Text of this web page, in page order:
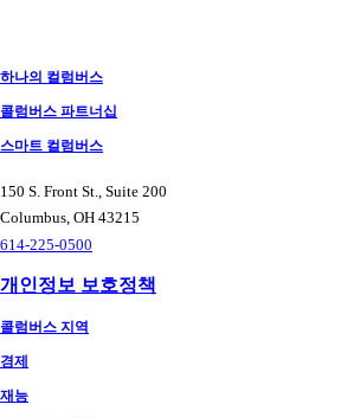
하나의 컬럼버스
콜럼버스 파트너십
스마트 컬럼버스
150 S. Front St., Suite 200
Columbus, OH 43215
614-225-0500
개인정보 보호정책
콜럼버스 지역
경제
재능